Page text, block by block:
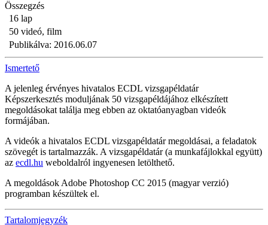
Összegzés
16 lap
50 videó, film
Publikálva: 2016.06.07
Ismertető
A jelenleg érvényes hivatalos ECDL vizsgapéldatár
Képszerkesztés moduljának 50 vizsgapéldájához elkészített
megoldásokat találja meg ebben az oktatóanyagban videók
formájában.
A videók a hivatalos ECDL vizsgapéldatár megoldásai, a feladatok
szövegét is tartalmazzák. A vizsgapéldatár (a munkafájlokkal együtt)
az ecdl.hu weboldalról ingyenesen letölthető.
A megoldások Adobe Photoshop CC 2015 (magyar verzió)
programban készültek el.
Tartalomjegyzék